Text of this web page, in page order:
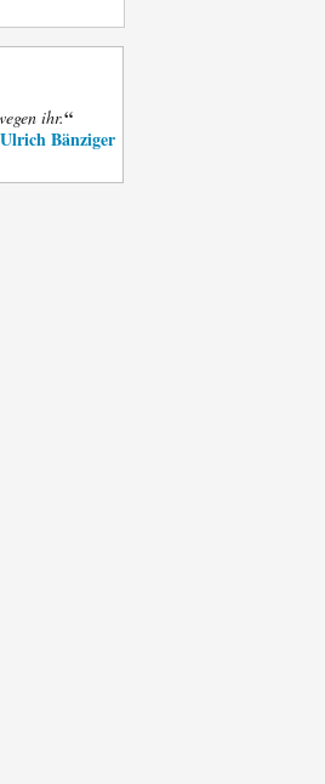
ihr.“
Bänziger